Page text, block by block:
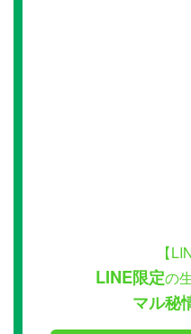
【
LINE限定の
マル秘